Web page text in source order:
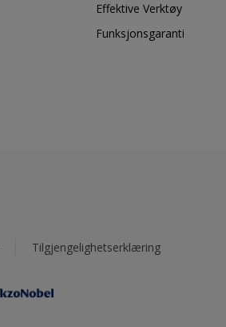
Effektive Verktøy
Funksjonsgaranti
Tilgjengelighetserklæring